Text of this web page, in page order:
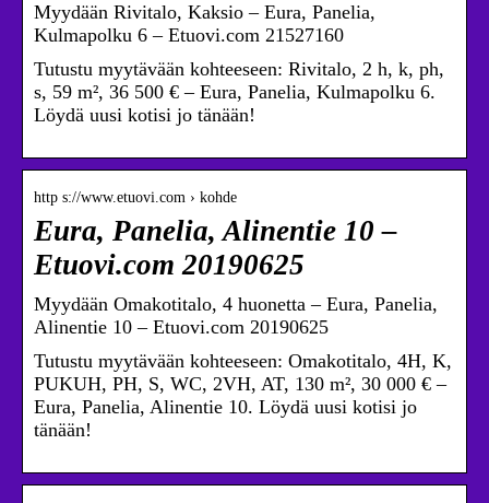
Myydään Rivitalo, Kaksio – Eura, Panelia,
Kulmapolku 6 – Etuovi.com 21527160
Tutustu myytävään kohteeseen: Rivitalo, 2 h, k, ph,
s, 59 m², 36 500 € – Eura, Panelia, Kulmapolku 6.
Löydä uusi kotisi jo tänään!
http s://www.etuovi.com › kohde
Eura, Panelia, Alinentie 10 –
Etuovi.com 20190625
Myydään Omakotitalo, 4 huonetta – Eura, Panelia,
Alinentie 10 – Etuovi.com 20190625
Tutustu myytävään kohteeseen: Omakotitalo, 4H, K,
PUKUH, PH, S, WC, 2VH, AT, 130 m², 30 000 € –
Eura, Panelia, Alinentie 10. Löydä uusi kotisi jo
tänään!